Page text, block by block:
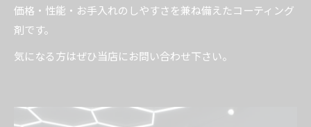
価格・性能・お手入れのしやすさを兼ね備えたコーティング
剤です。
気になる方はぜひ当店にお問い合わせ下さい。